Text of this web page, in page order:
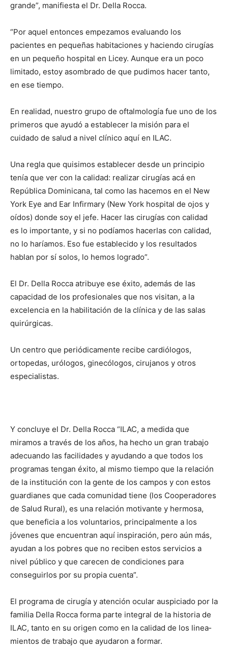
grande”, ma­nifiesta el Dr. Della Rocca.
“Por aquel entonces empezamos evaluando los
pacientes en pequeñas ha­bitaciones y haciendo cirugías
en un pequeño hospital en Licey. Aunque era un poco
limitado, es­toy asombrado de que pu­dimos hacer tanto,
en ese tiempo.
En realidad, nuestro grupo de oftalmología fue uno de los
primeros que ayudó a establecer la mi­sión para el
cuidado de salud a nivel clínico aquí en ILAC.
Una regla que quisimos establecer desde un principio
tenía que ver con la calidad: realizar cirugías acá en
República Domini­cana, tal como las hacemos en el New
York Eye and Ear Infirmary (New York hospital de ojos y
oídos) donde soy el jefe. Hacer las cirugías con ca­lidad
es lo importante, y si no podíamos hacerlas con calidad,
no lo haríamos. Eso fue establecido y los resultados
hablan por sí solos, lo hemos logrado”.
El Dr. Della Rocca atribuye ese éxito, además de las
capacidad de los profesionales que nos visi­tan, a la
excelencia en la habilitación de la clínica y de las salas
quirúrgicas.
Un centro que periódi­camente recibe cardiólogos,
ortopedas, urólogos, ginecólogos, cirujanos y otros
especialistas.
Y concluye el Dr. Della Rocca “ILAC, a medida que
miramos a través de los años, ha hecho un gran trabajo
adecuando las fa­cilidades y ayudando a que todos los
programas tengan éxito, al mismo tiempo que la relación
de la institución con la gente de los campos y con estos
guardianes que cada co­munidad tiene (los Coo­pe­radores
de Salud Rural), es una relación motivante y hermosa,
que beneficia a los voluntarios, principalmente a los
jóvenes que encuentran aquí inspira­ción, pero aún más,
ayudan a los pobres que no re­ciben estos servicios a
nivel público y que carecen de condiciones para
conseguirlos por su propia cuenta”.
El programa de cirugía y atención ocular auspi­ciado por la
familia Della Rocca forma parte integral de la historia de
ILAC, tanto en su origen como en la calidad de los linea­
mientos de trabajo que ayudaron a formar.